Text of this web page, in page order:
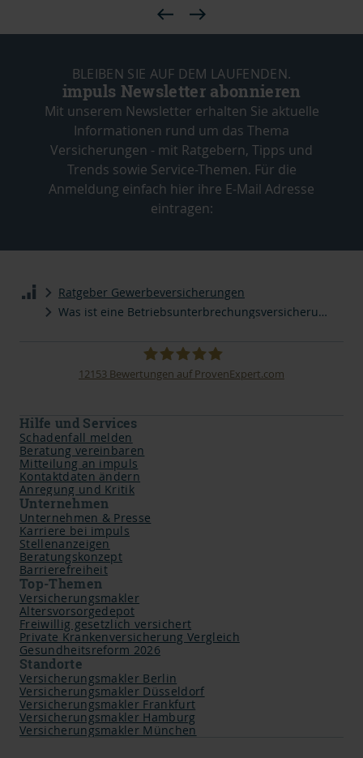
BLEIBEN SIE AUF DEM LAUFENDEN.
impuls Newsletter abonnieren
Mit unserem Newsletter erhalten Sie aktuelle
Informationen rund um das Thema
Versicherungen - mit Ratgebern, Tipps und
Trends sowie Service-Themen. Für die
Anmeldung einfach hier ihre E-Mail Adresse
eintragen:
Ratgeber Gewerbeversicherungen
Was ist eine Betriebsunterbrechungsversicherung?
12153 Bewertungen auf ProvenExpert.com
Hilfe und Services
Schadenfall melden
Beratung vereinbaren
Mitteilung an impuls
Kontaktdaten ändern
Anregung und Kritik
Unternehmen
Unternehmen & Presse
Karriere bei impuls
Stellenanzeigen
Beratungskonzept
Barrierefreiheit
Top-Themen
Versicherungsmakler
Altersvorsorgedepot
Freiwillig gesetzlich versichert
Private Krankenversicherung Vergleich
Gesundheitsreform 2026
Standorte
Versicherungsmakler Berlin
Versicherungsmakler Düsseldorf
Versicherungsmakler Frankfurt
Versicherungsmakler Hamburg
Versicherungsmakler München